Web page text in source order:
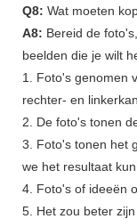
Q8: Wat moeten
A8: Bereid de
beelden die je wilt
1. Foto's genomen
rechter- en
2. De foto's tonen
3. Foto's tonen het
we het resultaat
4. Foto's of ideeën
5. Het zou beter